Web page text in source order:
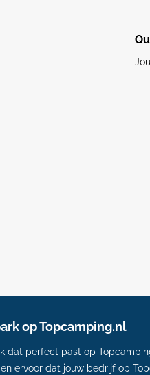
op Topcamping.nl
dat perfect past op
ervoor dat jouw bedrijf op